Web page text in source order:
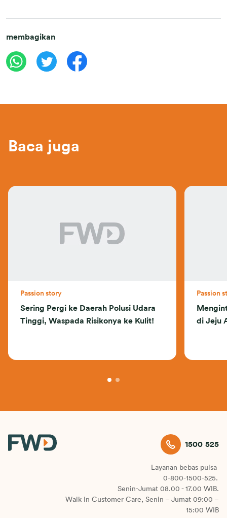
membagikan
Baca juga
Passion story
Sering Pergi ke Daerah Polusi Udara
Tinggi, Waspada Risikonya ke Kulit!
Passion
di Jeju
1500 525
Layanan bebas pulsa
0-800-1500-525.
Senin-Jumat 08.00 - 17.00 WIB.
Walk In Customer Care, Senin – Jumat 09:00 –
15:00 WIB